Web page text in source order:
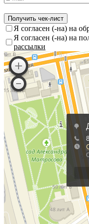
Я согласен (-на) на
Я согласен (-на) на
рассылки